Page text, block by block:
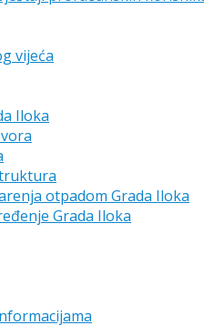
vijeća
Iloka
otpadom Grada Iloka
Grada Iloka